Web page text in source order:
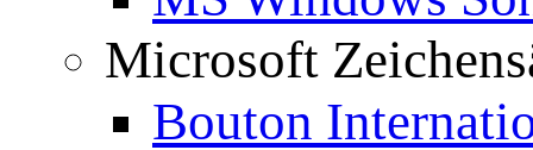
Microsoft
Bouton